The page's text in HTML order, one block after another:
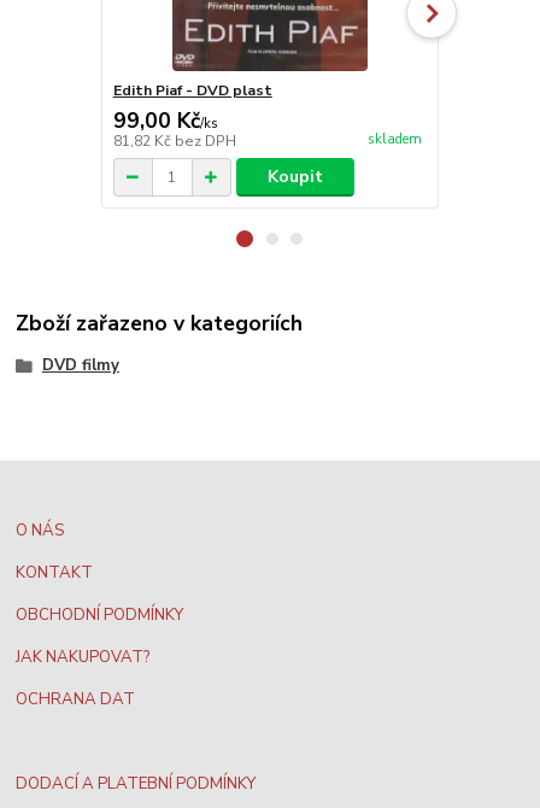
Edith Piaf - DVD plast
99,00 Kč/ks
81,82 Kč bez DPH skladem
Koupit
Zboží zařazeno v kategoriích
DVD filmy
O NÁS
KONTAKT
OBCHODNÍ PODMÍNKY
JAK NAKUPOVAT?
OCHRANA DAT
DODACÍ A PLATEBNÍ PODMÍNKY